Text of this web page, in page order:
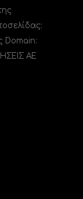
Domain:
ΑΕ